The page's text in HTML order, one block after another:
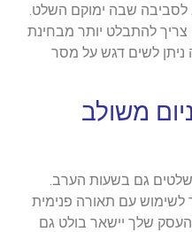
לסביבה שבה ימוקם השלט.
צריך להתבלט יותר מבחינת
ניתן לשים דגש על מסר
משולב
שלטים גם בשעות הערב.
לשימוש עם תאורה פנימית
שלך יישאר בולט גם